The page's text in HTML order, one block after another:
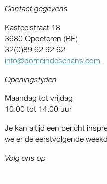
Contact gegevens
Kasteelstraat 18
3680 Opoeteren (BE)
32(0)89 62 92 62
info@domeindeschans.com
Openingstijden
Maandag tot vrijdag
10.00 tot 14.00 uur
Je kan altijd een bericht
we er de eerstvolgende
Volg ons op